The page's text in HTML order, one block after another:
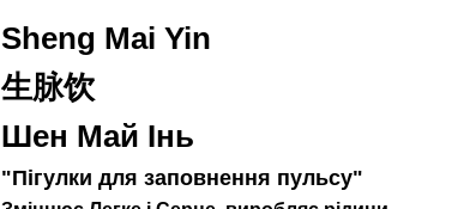
Sheng Mai Yin
生脉饮
Шен Май Інь
"Пігулки для заповнення пульсу"